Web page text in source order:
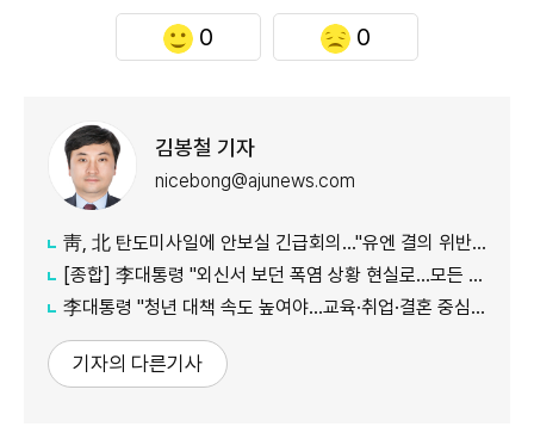
0 0
김봉철 기자
nicebong@ajunews.com
靑, 北 탄도미사일에 안보실 긴급회의…"유엔 결의 위반, 즉각 중단 촉구"
[종합] 李대통령 "외신서 보던 폭염 상황 현실로…모든 행정력 총동원하라"
李대통령 "청년 대책 속도 높여야…교육·취업·결혼 중심 정책 재편"
기자의 다른기사